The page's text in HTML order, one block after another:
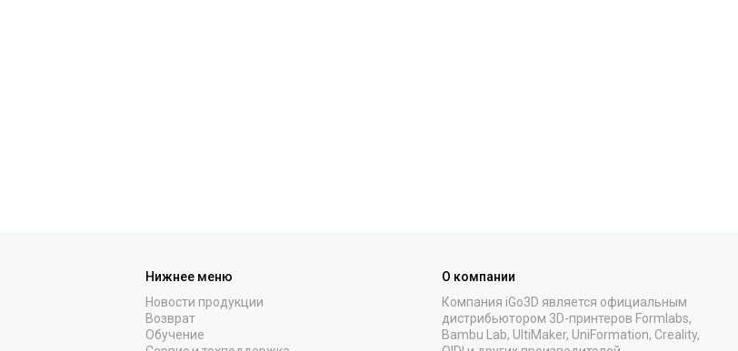
Нижнее меню
Новости продукции
Возврат
Обучение
О компании
Компания iGo3D является официальным
дистрибьютором 3D-принтеров Formlabs,
Bambu Lab, UltiMaker, UniFormation, Creality,